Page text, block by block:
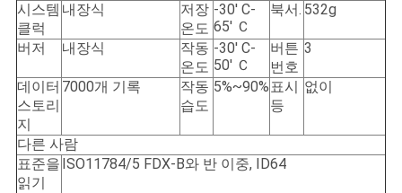
사
이
트
맵
시스템
클럭
내장식
저장
온도
-30' C-
65' Ｃ
북서. 532g
버저 내장식
작동
온도
-30' C-
50' Ｃ
버튼
번호
3
데이터
스토리
지
7000개 기록
작동
습도
5%~90%표시
등
없이
다른 사람
표준을
읽기
ISO11784/5 FDX-B와 반 이중, ID64